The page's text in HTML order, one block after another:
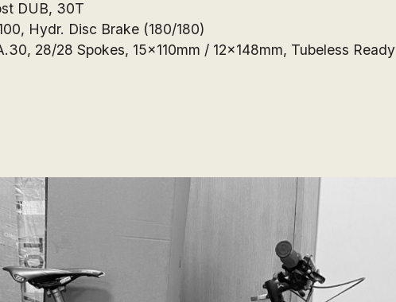
DUB, 30T
Hydr. Disc Brake (180/180)
28/28 Spokes, 15x110mm / 12x148mm, Tubeless Ready